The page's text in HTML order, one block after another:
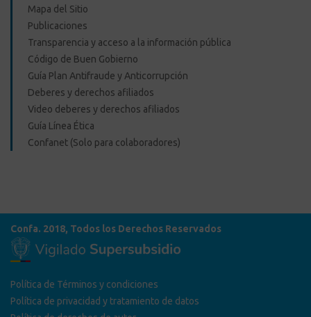
Mapa del Sitio
Publicaciones
Transparencia y acceso a la información pública
Código de Buen Gobierno
Guía Plan Antifraude y Anticorrupción
Deberes y derechos afiliados
Video deberes y derechos afiliados
Guía Línea Ética
Confanet (Solo para colaboradores)
Confa. 2018, Todos los Derechos Reservados
Política de Términos y condiciones
Política de privacidad y tratamiento de datos